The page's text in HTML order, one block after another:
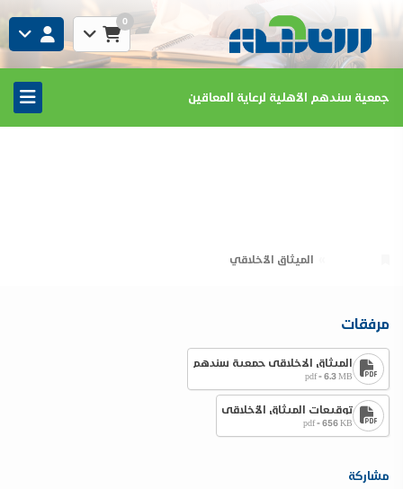
0
جمعية سندهم الأهلية لرعاية المعاقين
الميثاق الأخلاقي
مرفقات
الميثاق الاخلاقي جمعية سندهم
pdf - 6.3 MB
توقيعات الميثاق الأخلاقي
pdf - 656 KB
مشاركة